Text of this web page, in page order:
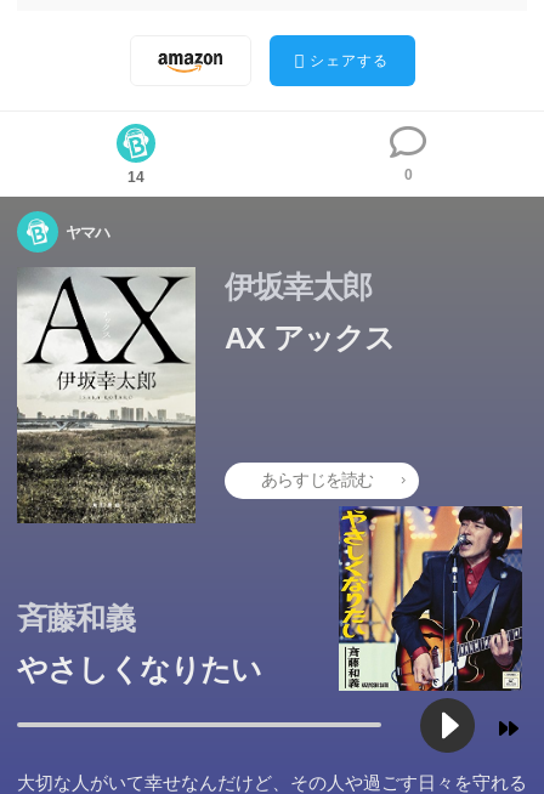
シェアする
14 0
ヤマハ
伊坂幸太郎
AX アックス
あらすじを読む
斉藤和義
やさしくなりたい
大切な人がいて幸せなんだけど、その人や過ごす日々を守れる